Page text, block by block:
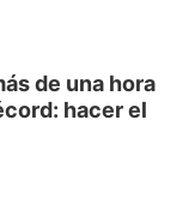
de una hora
hacer el